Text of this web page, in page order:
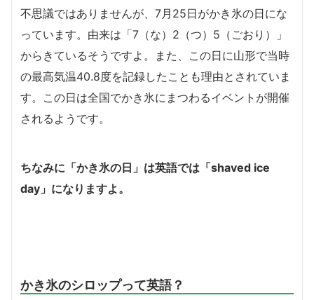
不思議ではありませんが、7月25日がかき氷の日にな
っています。由来は「7（な）2（つ）5（ごおり）」
からきているそうですよ。また、この日に山形で当時
の最高気温40.8度を記録したことも理由とされていま
す。この日は全国でかき氷にまつわるイベントが開催
されるようです。
ちなみに「かき氷の日」は英語では 「shaved ice
day」 になりますよ。
かき氷のシロップって英語？